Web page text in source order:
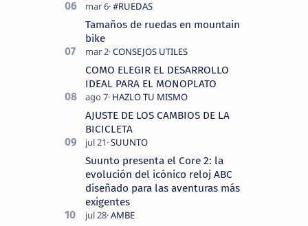
Tamaños de ruedas en mountain
bike
COMO ELEGIR EL DESARROLLO
IDEAL PARA EL MONOPLATO
AJUSTE DE LOS CAMBIOS DE LA
BICICLETA
Suunto presenta el Core 2: la
evolución del icónico reloj ABC
diseñado para las aventuras más
exigentes